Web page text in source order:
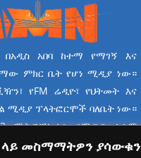
መስማማትዎን ያሳውቁን
አበባ ከተማ የማገኝ እና
ምክር ቤት የሆነ ሚዲያ ነው።
የFM ሬዲዮ፣ የህትመት እና
ሚዲያ ፕላትፎርሞች ባለቤት ነው።
ሜትሮፖሊታን የሚዲያ ተቋም
ሰንቆ የይዘት